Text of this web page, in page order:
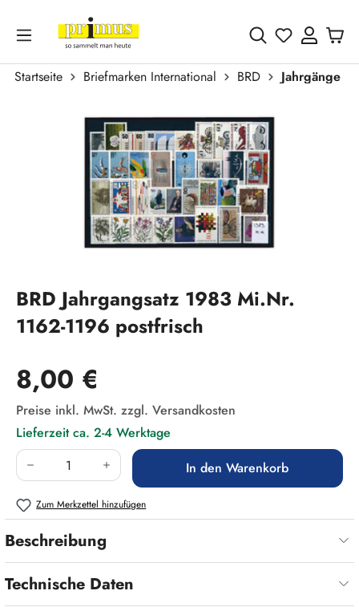
Zum Hauptinhalt springen
Du hast 0
Startseite Briefmarken International BRD
Jahrgänge
BRD Jahrgangsatz 1983 Mi.Nr.
1162-1196 postfrisch
Regulärer Preis:
8,00 €
Preise inkl. MwSt. zzgl. Versandkosten
Lieferzeit ca. 2-4 Werktage
Produkt Anzahl: Gib den gewünschten Wert
In den Warenkorb
Zum Merkzettel hinzufügen
Beschreibung
Technische Daten